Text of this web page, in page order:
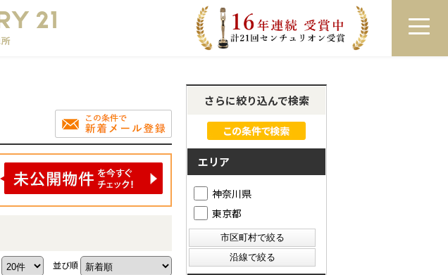
ログイン 来店予約 LINEで相談
並び順
さらに絞り込んで検索
エリア
神奈川県
東京都